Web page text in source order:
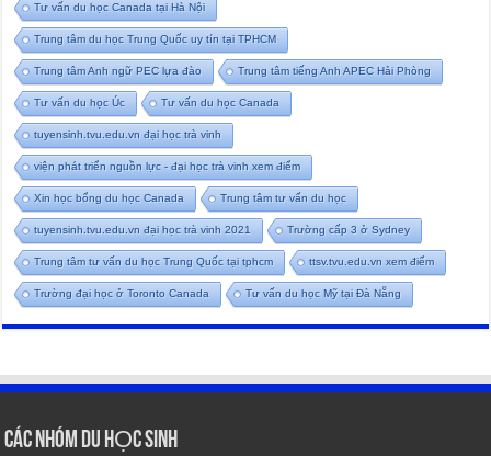
Tư vấn du học Canada tại Hà Nội
Trung tâm du học Trung Quốc uy tín tại TPHCM
Trung tâm Anh ngữ PEC lựa đào Trung tâm tiếng Anh APEC Hải Phòng
Tư vấn du học Úc Tư vấn du học Canada
tuyensinh.tvu.edu.vn đại học trà vinh
viện phát triển nguồn lực - đại học trà vinh xem điểm
Xin học bổng du học Canada Trung tâm tư vấn du học
tuyensinh.tvu.edu.vn đại học trà vinh 2021 Trường cấp 3 ở Sydney
Trung tâm tư vấn du học Trung Quốc tại tphcm ttsv.tvu.edu.vn xem điểm
Trường đại học ở Toronto Canada Tư vấn du học Mỹ tại Đà Nẵng
CÁC NHÓM DU HỌC SINH